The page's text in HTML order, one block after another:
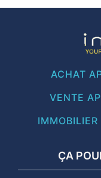
ACHAT
VENTE
ÇA